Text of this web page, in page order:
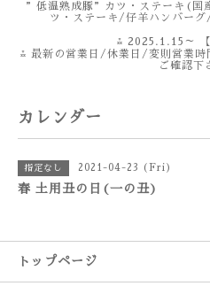
”低温熟成豚”カツ・ステーキ(
ツ・ステーキ/仔羊ハンバー
⁂ 2025.1.15～ 【
⁂ 最新の営業日/休業日/変則営業
ご確認下
カレンダー
指定なし 2021-04-23 (Fri)
春 土用丑の日(一の丑)
トップページ